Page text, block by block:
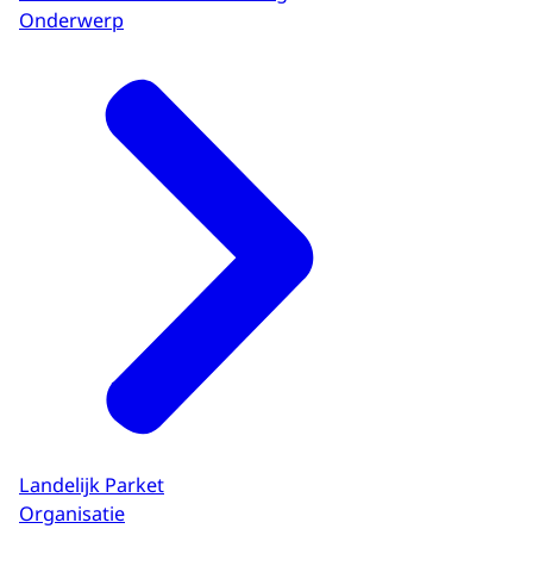
Onderwerp
Landelijk Parket
Organisatie